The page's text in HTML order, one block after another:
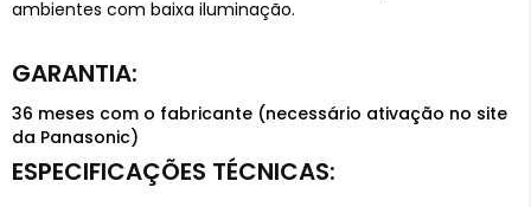
36 meses com o fabricante (necessário ativação no site
da Panasonic)
ambientes com baixa iluminação.